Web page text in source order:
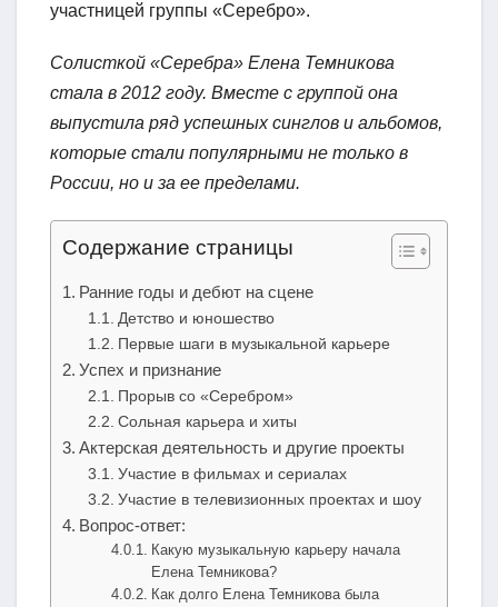
участницей группы «Серебро».
Солисткой «Серебра» Елена Темникова
стала в 2012 году. Вместе с группой она
выпустила ряд успешных синглов и альбомов,
которые стали популярными не только в
России, но и за ее пределами.
Содержание страницы
Ранние годы и дебют на сцене
Детство и юношество
Первые шаги в музыкальной карьере
Успех и признание
Прорыв со «Серебром»
Сольная карьера и хиты
Актерская деятельность и другие проекты
Участие в фильмах и сериалах
Участие в телевизионных проектах и шоу
Вопрос-ответ:
Какую музыкальную карьеру начала
Елена Темникова?
Как долго Елена Темникова была